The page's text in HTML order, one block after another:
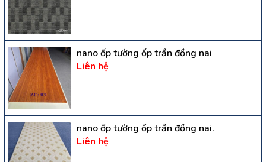
nano ốp tường ốp trần đồng nai
Liên hệ
nano ốp tường ốp trần đồng nai.
Liên hệ